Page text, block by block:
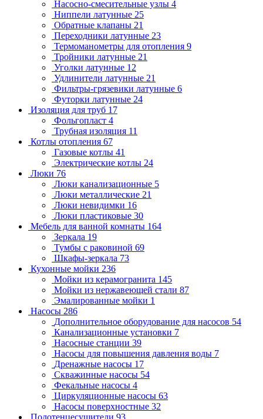
Насосно-смесительные узлы 4
Ниппели латунные 25
Обратные клапаны 21
Переходники латунные 23
Термоманометры для отопления 9
Тройники латунные 21
Уголки латунные 12
Удлинители латунные 21
Фильтры-грязевики латунные 6
Футорки латунные 24
Изоляция для труб 17
Фольгопласт 4
Трубная изоляция 11
Котлы отопления 67
Газовые котлы 41
Электрические котлы 24
Люки 76
Люки канализационные 5
Люки металлические 21
Люки невидимки 16
Люки пластиковые 30
Мебель для ванной комнаты 164
Зеркала 19
Тумбы с раковиной 69
Шкафы-зеркала 73
Кухонные мойки 236
Мойки из керамогранита 145
Мойки из нержавеющей стали 87
Эмалированные мойки 1
Насосы 286
Дополнительное оборудование для насосов 54
Канализационные установки 7
Насосные станции 39
Насосы для повышения давления воды 7
Дренажные насосы 17
Скважинные насосы 54
Фекальные насосы 4
Циркуляционные насосы 63
Насосы поверхностные 32
Полотенцесушители 93